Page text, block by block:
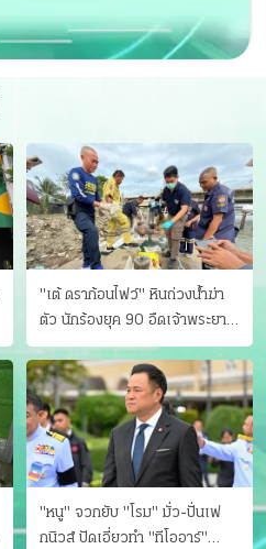
"เต้ ดราก้อนไฟว์" หินถ่วงน้ำฆ่า
ตัว นักร้องยุค 90 อืดเจ้าพระยา
แฟนหาตัววุ่น เครียดธุรกิจ!
"หนู" จวกยับ "โรม" มั่ว-ปั่นเฟ
กนิวส์ ปัดเอี่ยวทํา "ทีโออาร์"